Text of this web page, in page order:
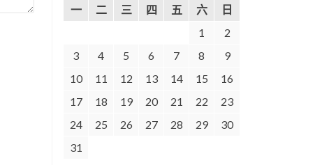
一 二 三 四 五 六
日
1
2
3
4 5 6 7 8
9
10
11 12 13 14 15
16
17
18 19 20 21 22
23
24
25 26 27 28 29
30
31